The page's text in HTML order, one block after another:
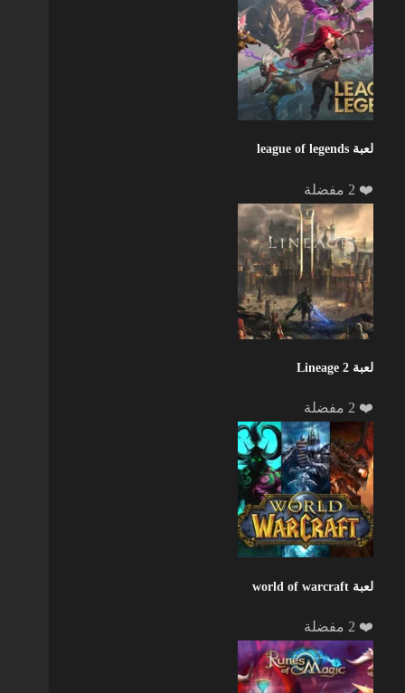
لعبة league of legends
❤️ 2 مفضلة
لعبة Lineage 2
❤️ 2 مفضلة
لعبة world of warcraft
❤️ 2 مفضلة